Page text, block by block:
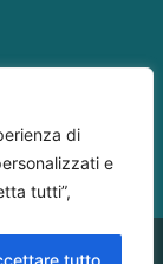
di
e
tutti”,
tutto
Compliance 231
CF